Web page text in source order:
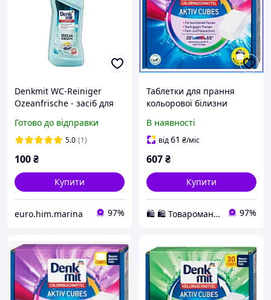
Denkmit WC-Reiniger
Ozeanfrische - засіб для
Готово до відправки
5.0 (1)
100₴
Купити
euro.him.marina 97%
Таблетки для прання
кольорової білизни
автомат та ручне
чищення, Німеччина
В наявності
від61 ₴/міс
607₴
Купити
🛍️ 🛍️ Товароманія 🛍️ 🛍️ 97%